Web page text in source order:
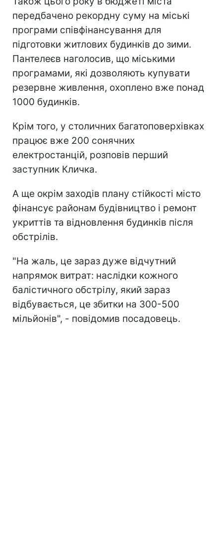
передбачено рекордну суму на міські
програми співфінансування для
підготовки житлових будинків до зими.
Пантелеєв наголосив, що міськими
програмами, які дозволяють купувати
резервне живлення, охоплено вже понад
1000 будинків.
Крім того, у столичних багатоповерхівках
працює вже 200 сонячних
електростанцій, розповів перший
заступник Кличка.
А ще окрім заходів плану стійкості місто
фінансує районам будівництво і ремонт
укриттів та відновлення будинків після
обстрілів.
"На жаль, це зараз дуже відчутний
напрямок витрат: наслідки кожного
балістичного обстрілу, який зараз
відбувається, це збитки на 300-500
мільйонів", - повідомив посадовець.